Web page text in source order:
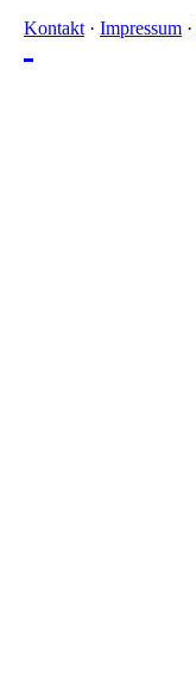
Kontakt · Impressum ·